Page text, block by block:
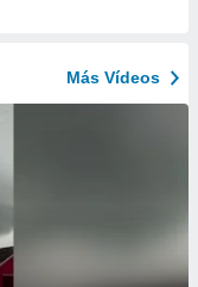
Más Vídeos